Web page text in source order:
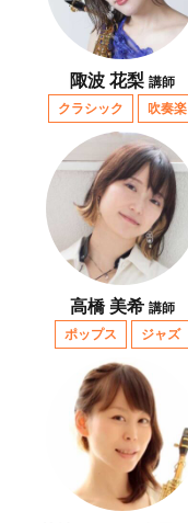
陬波 花梨 講師
クラシック
吹奏楽
高橋 美希 講師
ポップス
ジャズ